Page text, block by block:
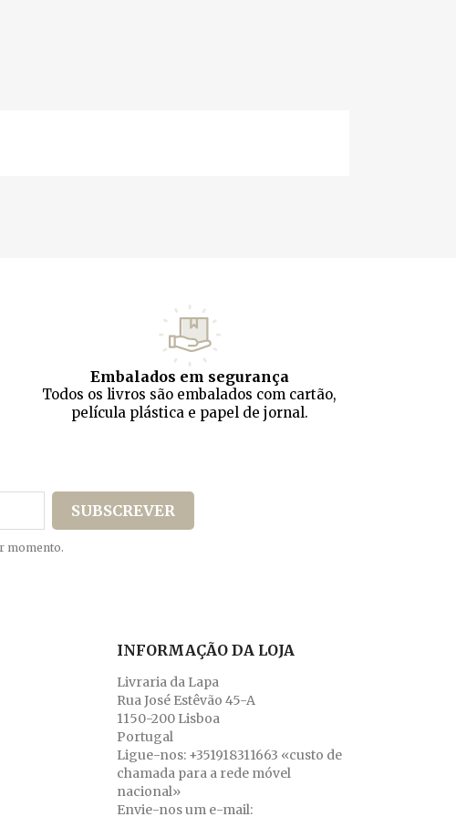
Embalados em segurança
Todos os livros são embalados com cartão,
película plástica e papel de jornal.
momento.
INFORMAÇÃO DA LOJA
Livraria da Lapa
Rua José Estêvão 45-A
1150-200 Lisboa
Portugal
Ligue-nos: +351918311663 «custo de
chamada para a rede móvel
nacional»
Envie-nos um e-mail: